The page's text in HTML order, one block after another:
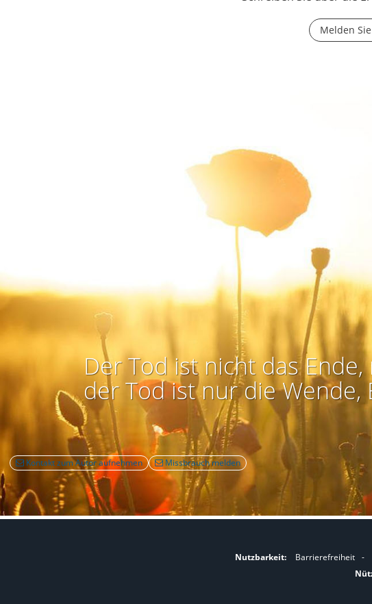
Melden
Der Tod ist nicht das
der Tod ist nur die Wende,
Kontakt zum Autor aufnehmen Missbrauch melden
Nutzbarkeit:
Barrierefreiheit -